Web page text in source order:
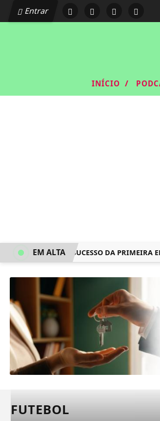
Entrar
INÍCIO /
DEPOIS DO SUCESSO DA PRIMEIRA
EM ALTA
FUTEBOL